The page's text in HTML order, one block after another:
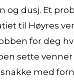
og dusj. Et
til Høyres
for deg
sette
med